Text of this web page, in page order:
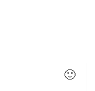
🙂